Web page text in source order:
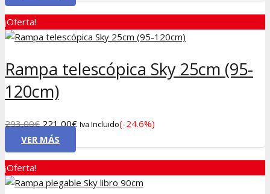
original
259,00€.199,00€.
¡Oferta!
Rampa telescópica Sky 25cm (95-
120cm)
293,00€ El
precio
original
293,00€.
221,00€El
221,00€.
Iva Incluido(-24.6%)
VER MÁS
¡Oferta!